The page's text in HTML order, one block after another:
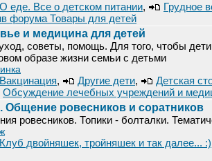
О еде. Все о детском питании, Грудное
форума Товары для детей
и медицина для детей
советы, помощь. Для того, чтобы
образе жизни семьи с детьми
Вакцинация, Другие дети, Детская
Обсуждение лечебных учреждений и
ровесников и соратников
ровесников. Топики - болталки.
Клуб двойняшек, тройняшек и так далее... :)